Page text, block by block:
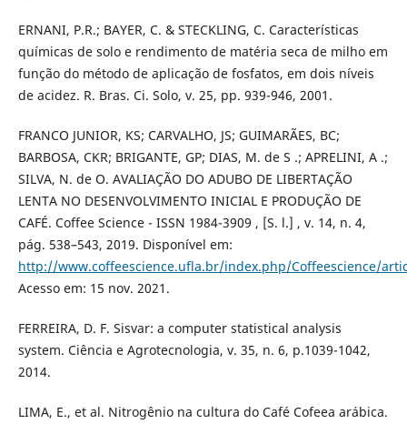
ERNANI, P.R.; BAYER, C. & STECKLING, C. Características
químicas de solo e rendimento de matéria seca de milho em
função do método de aplicação de fosfatos, em dois níveis
de acidez. R. Bras. Ci. Solo, v. 25, pp. 939-946, 2001.
FRANCO JUNIOR, KS; CARVALHO, JS; GUIMARÃES, BC;
BARBOSA, CKR; BRIGANTE, GP; DIAS, M. de S .; APRELINI, A .;
SILVA, N. de O. AVALIAÇÃO DO ADUBO DE LIBERTAÇÃO
LENTA NO DESENVOLVIMENTO INICIAL E PRODUÇÃO DE
CAFÉ. Coffee Science - ISSN 1984-3909 , [S. l.] , v. 14, n. 4,
pág. 538–543, 2019. Disponível em:
http://www.coffeescience.ufla.br/index.php/Coffeescience/
Acesso em: 15 nov. 2021.
FERREIRA, D. F. Sisvar: a computer statistical analysis
system. Ciência e Agrotecnologia, v. 35, n. 6, p.1039-1042,
2014.
LIMA, E., et al. Nitrogênio na cultura do Café Cofeea arábica.